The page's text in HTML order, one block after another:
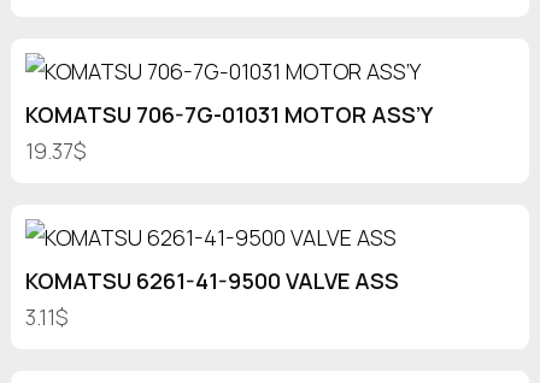
KOMATSU 706-7G-01031 MOTOR ASS’Y
19.37$
KOMATSU 6261-41-9500 VALVE ASS
3.11$